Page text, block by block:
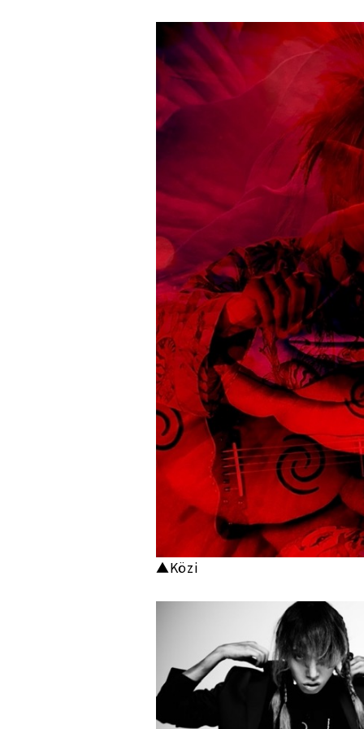
▲Közi